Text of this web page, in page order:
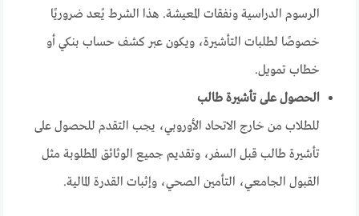
الرسوم الدراسية ونفقات المعيشة. هذا الشرط يُعد ضروريًا
خصوصًا لطلبات التأشيرة، ويكون عبر كشف حساب بنكي أو
خطاب تمويل.
الحصول على تأشيرة طالب
للطلاب من خارج الاتحاد الأوروبي، يجب التقدم للحصول على
تأشيرة طالب قبل السفر، وتقديم جميع الوثائق المطلوبة مثل
القبول الجامعي، التأمين الصحي، وإثبات القدرة المالية.